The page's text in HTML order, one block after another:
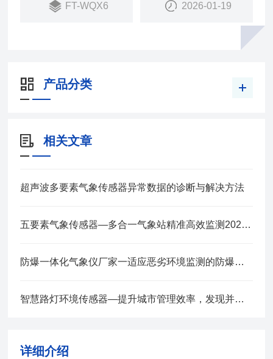
FT-WQX6 2026-01-19
产品分类
相关文章
超声波多要素气象传感器异常数据的诊断与解决方法
五要素气象传感器—多合一气象站精准高效监测2025全+境+派+送
防爆一体化气象仪厂家一适应恶劣环境监测的防爆气象站
智慧路灯环境传感器—提升城市管理效率，发现并预警恶劣天气
详细介绍